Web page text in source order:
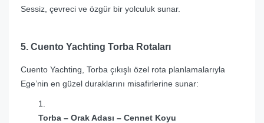
Sessiz, çevreci ve özgür bir yolculuk sunar.
5. Cuento Yachting Torba Rotaları
Cuento Yachting, Torba çıkışlı özel rota planlamalarıyla
Ege’nin en güzel duraklarını misafirlerine sunar:
Torba – Orak Adası – Cennet Koyu